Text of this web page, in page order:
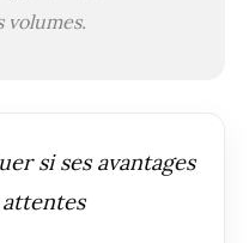
volumes.
si ses avantages